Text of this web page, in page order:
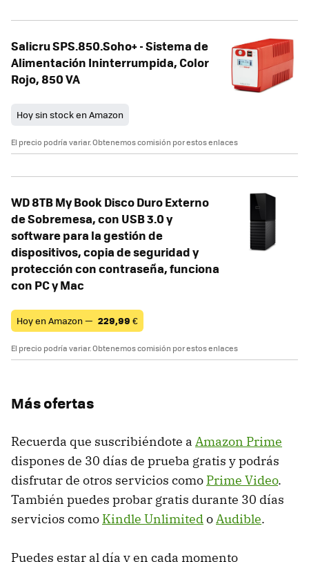
Salicru SPS.850.Soho+ - Sistema de
Alimentación Ininterrumpida, Color
Rojo, 850 VA
Hoy sin stock en Amazon
El precio podría variar. Obtenemos comisión por estos enlaces
WD 8TB My Book Disco Duro Externo
de Sobremesa, con USB 3.0 y
software para la gestión de
dispositivos, copia de seguridad y
protección con contraseña, funciona
con PC y Mac
Hoy en Amazon — 229,99 €
El precio podría variar. Obtenemos comisión por estos enlaces
Más ofertas
Recuerda que suscribiéndote a Amazon Prime
dispones de 30 días de prueba gratis y podrás
disfrutar de otros servicios como Prime Video.
También puedes probar gratis durante 30 días
servicios como Kindle UnlimitedoAudible.
Puedes estar al día y en cada momento